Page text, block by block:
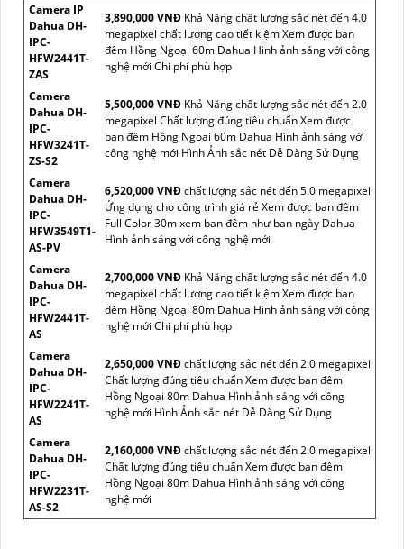
Camera IP
Dahua DH-
IPC-
HFW2441T-
ZAS
3,890,000 VNĐ Khả Năng chất lượng sắc nét đến 4.0
megapixel chất lượng cao tiết kiệm Xem được ban
đêm Hồng Ngoại 60m Dahua Hình ảnh sáng với công
nghệ mới Chi phí phù hợp
Camera
Dahua DH-
IPC-
HFW3241T-
ZS-S2
5,500,000 VNĐ Khả Năng chất lượng sắc nét đến 2.0
megapixel Chất lượng đúng tiêu chuẩn Xem được
ban đêm Hồng Ngoại 60m Dahua Hình ảnh sáng với
công nghệ mới Hình Ảnh sắc nét Dễ Dàng Sử Dụng
Camera
Dahua DH-
IPC-
HFW3549T1-
AS-PV
6,520,000 VNĐchất lượng sắc nét đến 5.0 megapixel
Ứng dụng cho công trình giá rẻ Xem được ban đêm
Full Color 30m xem ban đêm như ban ngày Dahua
Hình ảnh sáng với công nghệ mới
Camera
Dahua DH-
IPC-
HFW2441T-
AS
2,700,000 VNĐ Khả Năng chất lượng sắc nét đến 4.0
megapixel chất lượng cao tiết kiệm Xem được ban
đêm Hồng Ngoại 80m Dahua Hình ảnh sáng với công
nghệ mới Chi phí phù hợp
Camera
Dahua DH-
IPC-
HFW2241T-
AS
2,650,000 VNĐchất lượng sắc nét đến 2.0 megapixel
Chất lượng đúng tiêu chuẩn Xem được ban đêm
Hồng Ngoại 80m Dahua Hình ảnh sáng với công
nghệ mới Hình Ảnh sắc nét Dễ Dàng Sử Dụng
Camera
Dahua DH-
IPC-
HFW2231T-
AS-S2
2,160,000 VNĐchất lượng sắc nét đến 2.0 megapixel
Chất lượng đúng tiêu chuẩn Xem được ban đêm
Hồng Ngoại 80m Dahua Hình ảnh sáng với công
nghệ mới